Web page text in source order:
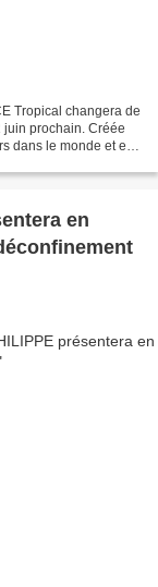
Tropical changera de
juin prochain. Créée
dans le monde et est
en